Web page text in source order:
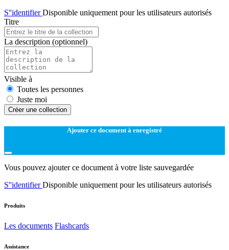
S''identifierDisponible uniquement pour les utilisateurs autorisés
Titre
La description (optionnel)
Visible à
Toutes les personnes
Juste moi
Créer une collection
Ajouter ce document à enregistré
Vous pouvez ajouter ce document à votre liste sauvegardée
S''identifierDisponible uniquement pour les utilisateurs autorisés
Produits
Les documents Flashcards
Assistance